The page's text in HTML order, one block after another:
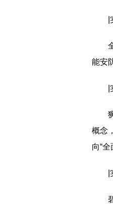
能安
概念
向“